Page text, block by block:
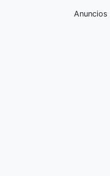
Anuncios